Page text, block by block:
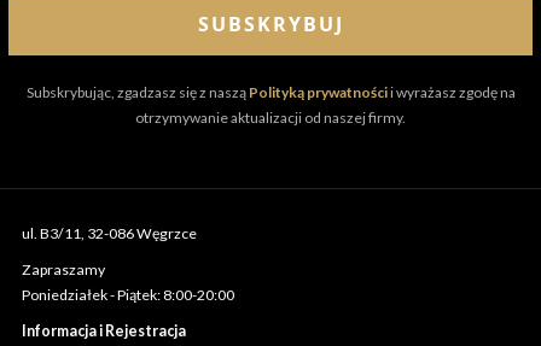
SUBSKRYBUJ
Subskrybując, zgadzasz się z naszą Polityką prywatnościi wyrażasz zgodę na
otrzymywanie aktualizacji od naszej firmy.
ul. B3/11, 32-086 Węgrzce
Zapraszamy
Poniedziałek - Piątek: 8:00-20:00
Informacja i Rejestracja